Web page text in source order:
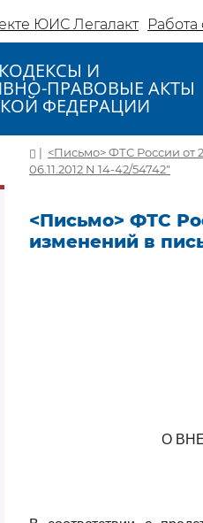
ЮИС Легалакт
И
ПРАВОВЫЕ АКТЫ
ФЕДЕРАЦИИ
| <Письмо> ФТС России от
06.11.2012 N 14-42/54742"
<Письмо> ФТС
изменений в
О